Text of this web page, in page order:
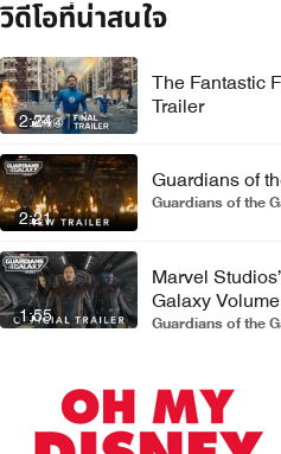
วิดีโอที่น่าสนใจ
2:24
The Fantastic
Trailer
2:21
Guardians of
Guardians of the
1:55
Marvel
Galaxy
Guardians of the